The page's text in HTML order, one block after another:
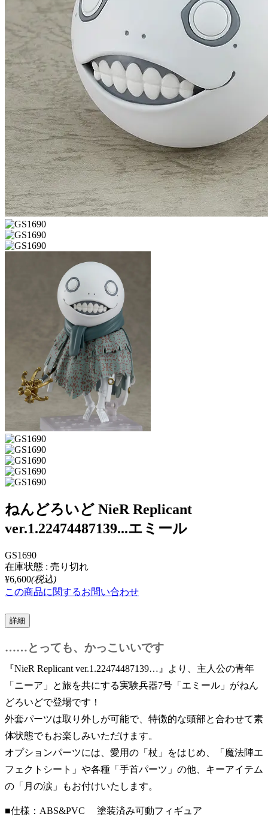
ねんどろいど NieR Replicant
ver.1.22474487139...エミール
GS1690
在庫状態 : 売り切れ
¥6,600(税込)
この商品に関するお問い合わせ
詳細
……とっても、かっこいいです
『NieR Replicant ver.1.22474487139…』より、主人公の青年
「ニーア」と旅を共にする実験兵器7号「エミール」がねん
どろいどで登場です！
外套パーツは取り外しが可能で、特徴的な頭部と合わせて素
体状態でもお楽しみいただけます。
オプションパーツには、愛用の「杖」をはじめ、「魔法陣エ
フェクトシート」や各種「手首パーツ」の他、キーアイテム
の「月の涙」もお付けいたします。
■仕様：ABS&PVC 塗装済み可動フィギュア